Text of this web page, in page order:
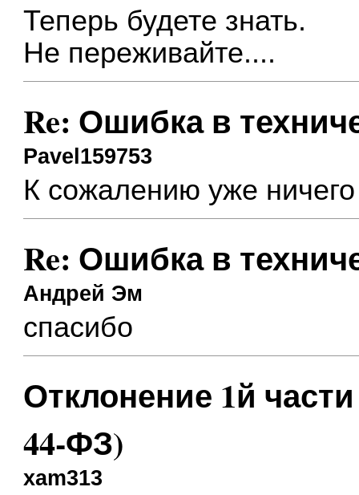
Теперь будете знать.
Не переживайте....
Re: Ошибка в
Pavel159753
К сожалению уже
Re: Ошибка в
Андрей Эм
спасибо
Отклонение 1й
44-ФЗ)
xam313